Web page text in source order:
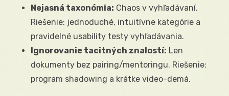
Nejasná taxonómia: Chaos v vyhľadávaní.
Riešenie: jednoduché, intuitívne kategórie a
pravidelné usability testy vyhľadávania.
Ignorovanie tacitných znalostí: Len
dokumenty bez pairing/mentoringu. Riešenie:
program shadowing a krátke video-demá.